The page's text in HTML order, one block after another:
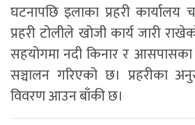
घटनापछि इलाका प्रहरी कार्यालय
प्रहरी टोलीले खोजी कार्य जारी
सहयोगमा नदी किनार र आसपासका
सञ्चालन गरिएको छ। प्रहरीका
विवरण आउन बाँकी छ।